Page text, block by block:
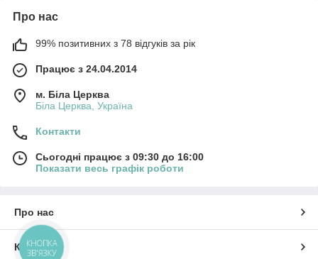
Про нас
99% позитивних з 78 відгуків за рік
Працює з 24.04.2014
м. Біла Церква
Біла Церква, Україна
Контакти
Сьогодні працює з 09:30 до 16:00
Показати весь графік роботи
Про нас
Контакти
КНОПКА
ЗВ'ЯЗКУ